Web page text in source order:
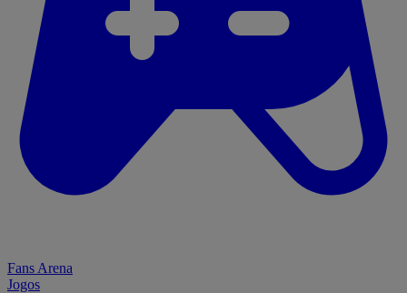
Fans Arena
Jogos